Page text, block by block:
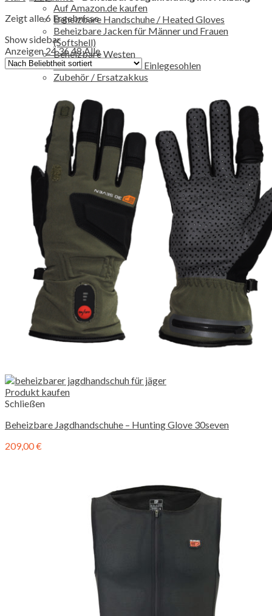
Auf Amazon.de kaufen
Beheizbare Handschuhe / Heated Gloves
Beheizbare Jacken für Männer und Frauen
(Softshell)
Beheizbare Westen
Beheizbare Socken & Einlegesohlen
Zubehör / Ersatzakkus
Zeigt alle 6 Ergebnisse
Show sidebar
Anzeigen243648Alle
Produkt kaufen
Schließen
Beheizbare Jagdhandschuhe – Hunting Glove 30seven
209,00€